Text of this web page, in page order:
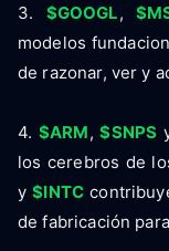
3. $GOOGL,
modelos
de razonar, ver y
4.$ARM,$SNPS
los cerebros de
y$INTC
de fabricación